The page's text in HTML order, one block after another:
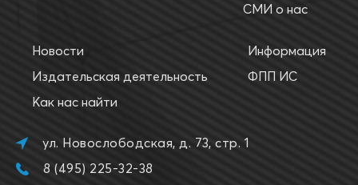
СМИ о нас
Новости
Издательская деятельность
Как нас найти
Информация
ФПП ИС
ул. Новослободская, д. 73, стр. 1
8 (495) 225-32-38